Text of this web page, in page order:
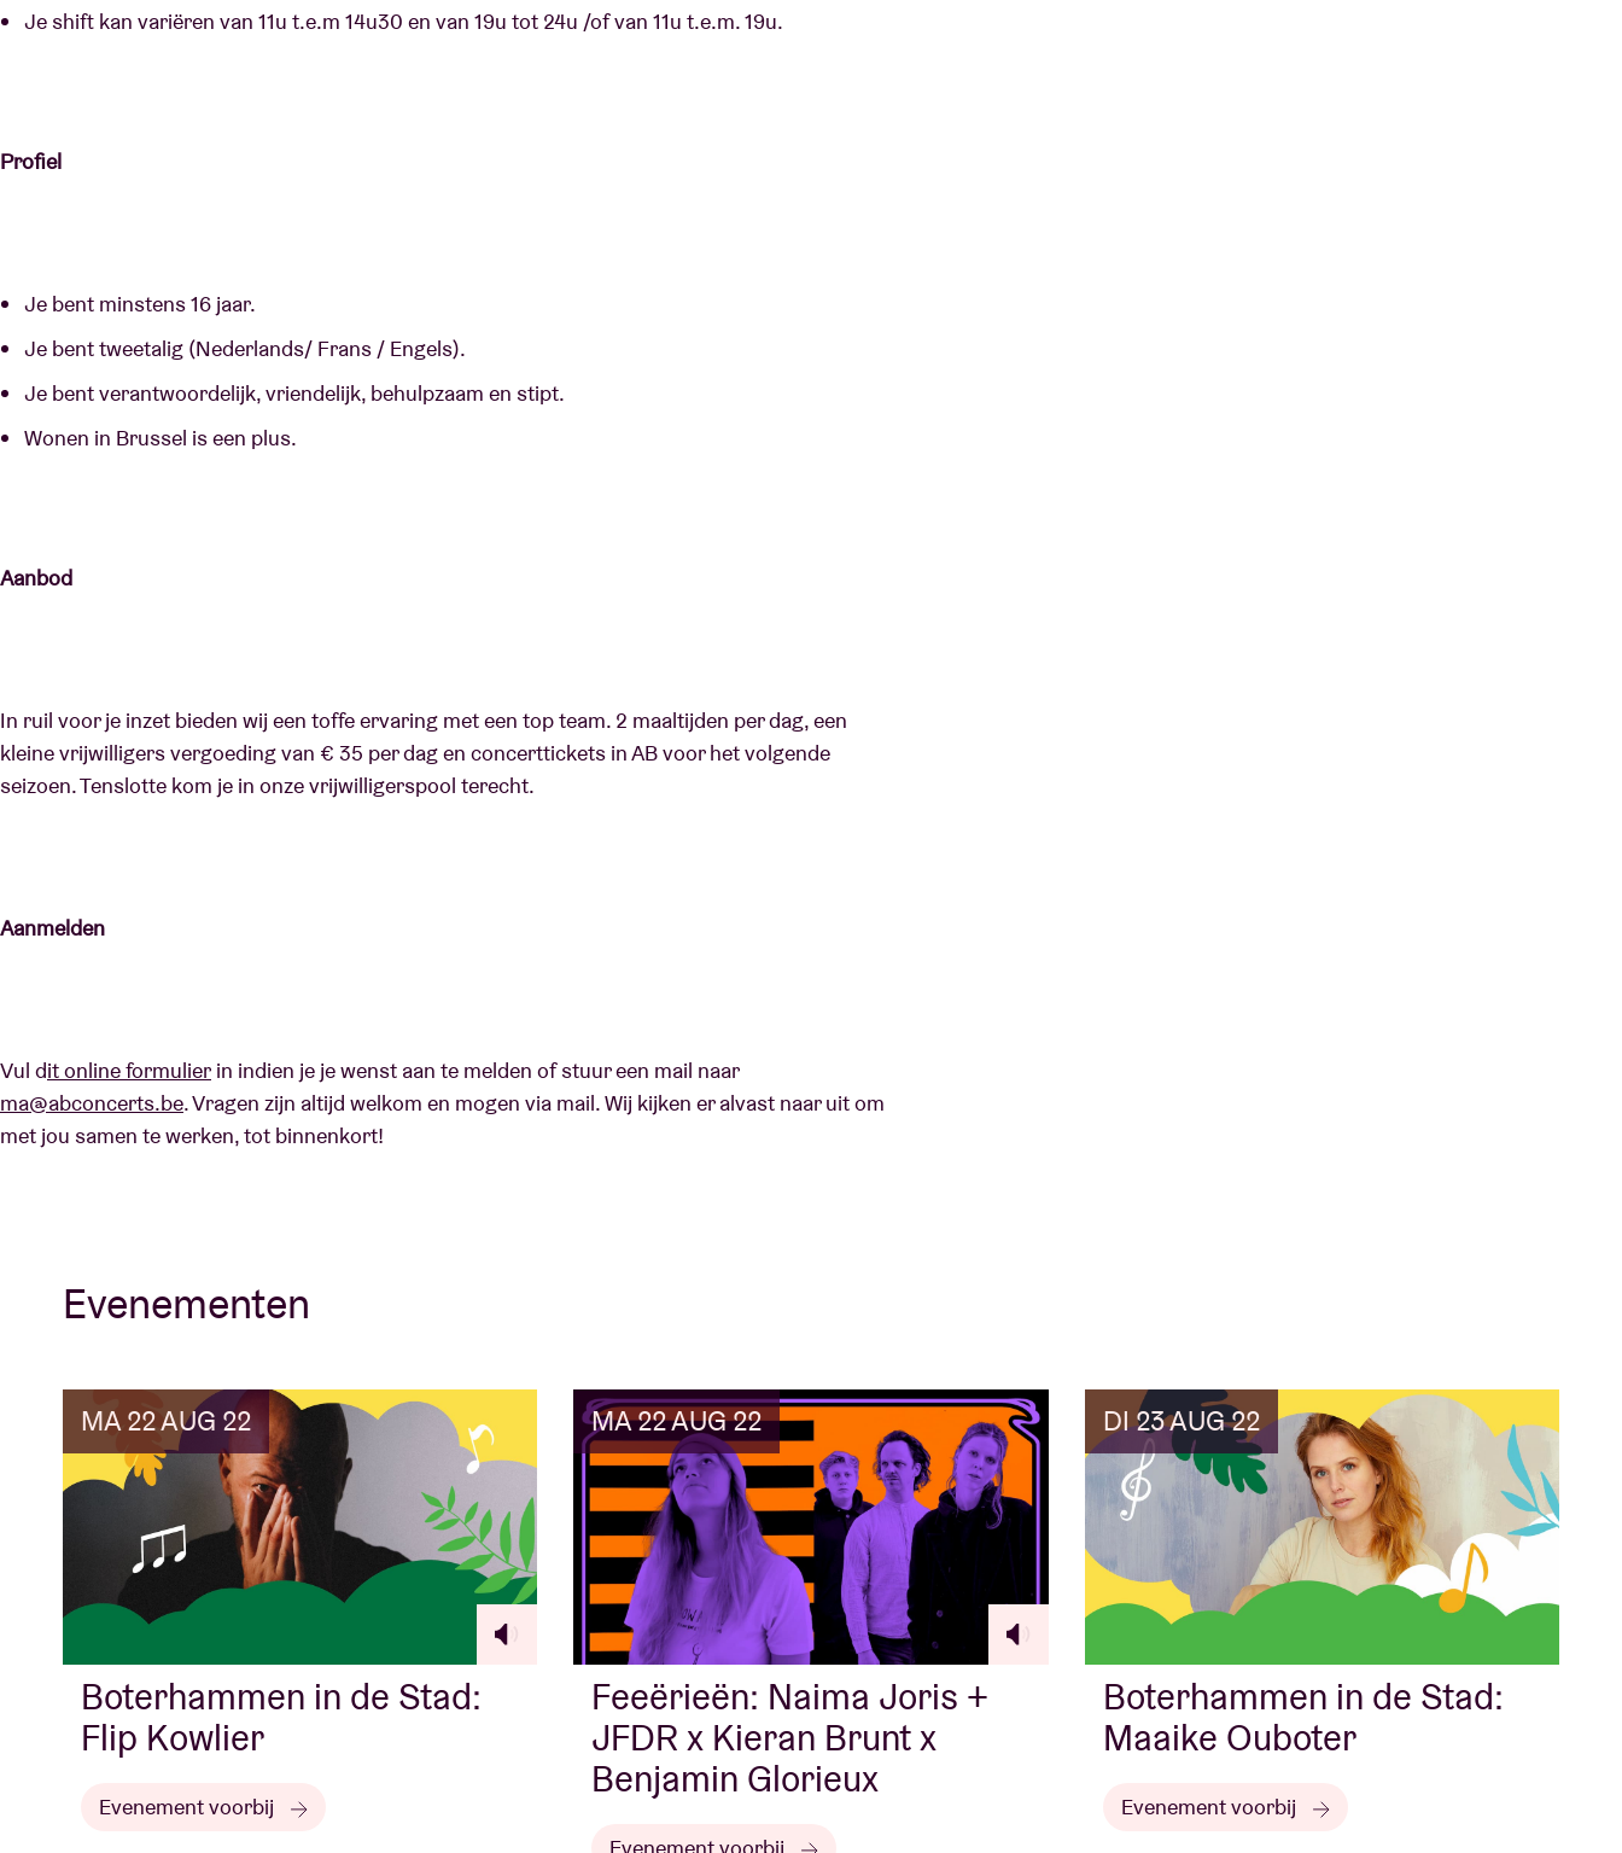
Je shift kan variëren van 11u t.e.m 14u30 en van 19u tot 24u /of van 11u t.e.m. 19u.
Profiel
Je bent minstens 16 jaar.
Je bent tweetalig (Nederlands/ Frans / Engels).
Je bent verantwoordelijk, vriendelijk, behulpzaam en stipt.
Wonen in Brussel is een plus.
Aanbod
In ruil voor je inzet bieden wij een toffe ervaring met een top team. 2 maaltijden per dag, een
kleine vrijwilligers vergoeding van € 35 per dag en concerttickets in AB voor het volgende
seizoen. Tenslotte kom je in onze vrijwilligerspool terecht.
Aanmelden
Vul dit online formulier in indien je je wenst aan te melden of stuur een mail naar
ma@abconcerts.be. Vragen zijn altijd welkom en mogen via mail. Wij kijken er alvast naar uit om
met jou samen te werken, tot binnenkort!
Evenementen
MA 22 AUG 22
Boterhammen in de Stad:
Flip Kowlier
Evenement voorbij
MA 22 AUG 22
Feeërieën: Naima Joris +
JFDR x Kieran Brunt x
Benjamin Glorieux
DI 23 AUG 22
Boterhammen in de Stad:
Maaike Ouboter
Evenement voorbij